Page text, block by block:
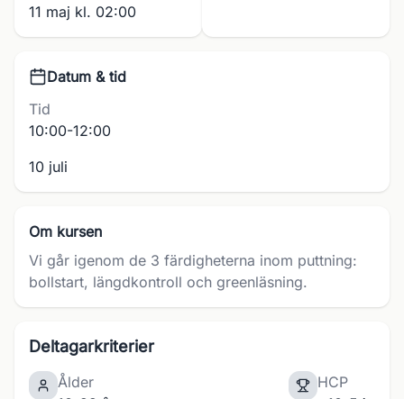
11 maj kl. 02:00
Datum & tid
Tid
10:00-12:00
10 juli
Om kursen
Vi går igenom de 3 färdigheterna inom puttning:
bollstart, längdkontroll och greenläsning.
Deltagarkriterier
Ålder
HCP